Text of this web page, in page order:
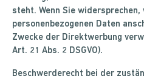
steht. Wenn Sie widersprechen,
personenbezogenen Daten
Zwecke der Direktwerbung
Art. 21 Abs. 2 DSGVO).
Beschwerderecht bei der